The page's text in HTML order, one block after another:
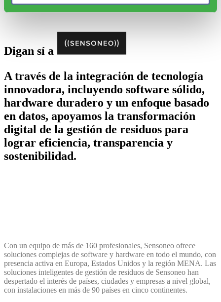
Descubre nuestra Waste Library
Digan sí a
A través de la integración de tecnología
innovadora, incluyendo software sólido,
hardware duradero y un enfoque basado
en datos, apoyamos la transformación
digital de la gestión de residuos para
lograr eficiencia, transparencia y
sostenibilidad.
Con un equipo de más de 160 profesionales, Sensoneo ofrece
soluciones complejas de software y hardware en todo el mundo, con
presencia activa en Europa, Estados Unidos y la región MENA. Las
soluciones inteligentes de gestión de residuos de Sensoneo han
despertado el interés de países, ciudades y empresas a nivel global,
con instalaciones en más de 90 países en cinco continentes.